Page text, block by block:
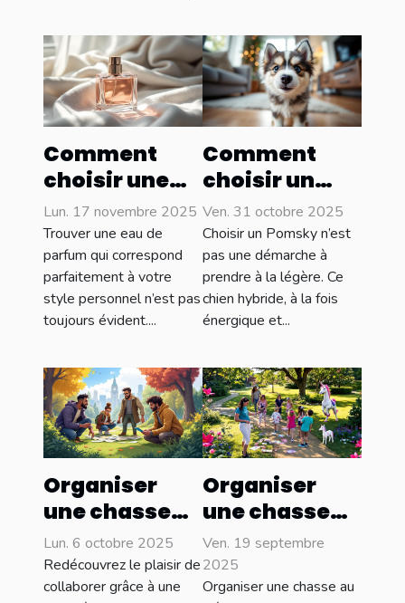
Comment
choisir une
eau de
parfum qui
complète
votre style ?
Lun. 17 novembre 2025
Trouver une eau de
parfum qui correspond
parfaitement à votre
style personnel n’est pas
toujours évident....
Comment
choisir un
Pomsky
adapté à
votre style de
vie ?
Ven. 31 octobre 2025
Choisir un Pomsky n’est
pas une démarche à
prendre à la légère. Ce
chien hybride, à la fois
énergique et...
Organiser
une chasse
au trésor
pour
renforcer la
Lun. 6 octobre 2025
Redécouvrez le plaisir de
collaborer grâce à une
Organiser
une chasse
au trésor
licorne pour
différents
Ven. 19 septembre
2025
Organiser une chasse au